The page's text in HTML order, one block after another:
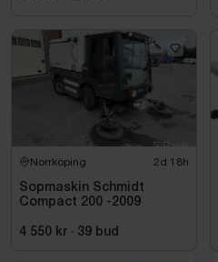
Norrköping 2d 18h
Sopmaskin Schmidt
Compact 200 -2009
4 550 kr · 39 bud